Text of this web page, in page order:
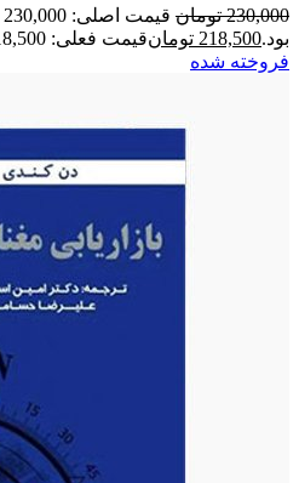
230,000 تومان
بود.218,500 تومانقیمت فعلی: 218,500 تومان.
فروخته شده